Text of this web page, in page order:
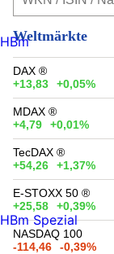
Weltmärkte
DAX ®
+13,83
+0,05%
MDAX ®
+4,79
+0,01%
TecDAX ®
+54,26
+1,37%
E-STOXX 50 ®
+25,58
+0,39%
NASDAQ 100
-114,46
-0,39%
HBm
HBm Spezial